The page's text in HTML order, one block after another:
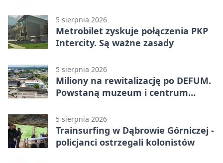
5 sierpnia 2026
Metrobilet zyskuje połączenia PKP
Intercity. Są ważne zasady
5 sierpnia 2026
Miliony na rewitalizację po DEFUM.
Powstaną muzeum i centrum
5 sierpnia 2026
Trainsurfing w Dąbrowie Górniczej -
policjanci ostrzegali kolonistów